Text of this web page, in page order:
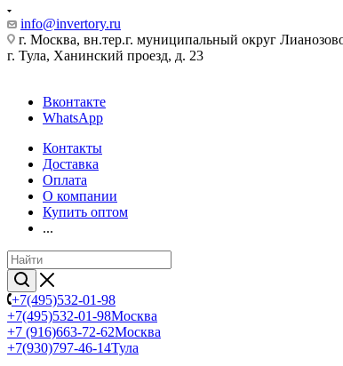
info@invertory.ru
г. Москва, вн.тер.г. муниципальный округ
г. Тула, Ханинский проезд, д. 23
Вконтакте
WhatsApp
Контакты
Доставка
Оплата
О компании
Купить оптом
...
+7(495)532-01-98
+7(495)532-01-98Москва
+7 (916)663-72-62Москва
+7(930)797-46-14Тула